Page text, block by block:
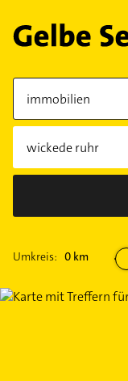
Umkreis: 0 km